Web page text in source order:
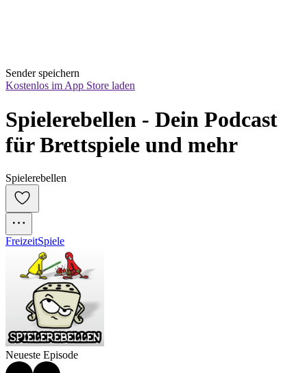
Sender speichern
Kostenlos im App Store laden
Spielerebellen - Dein Podcast
für Brettspiele und mehr
Spielerebellen
FreizeitSpiele
Neueste Episode